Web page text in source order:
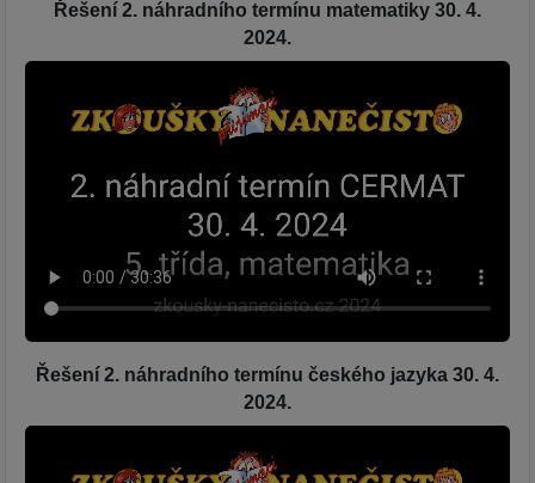
Řešení 2. náhradního termínu matematiky 30. 4.
2024.
Řešení 2. náhradního termínu českého jazyka 30. 4.
2024.